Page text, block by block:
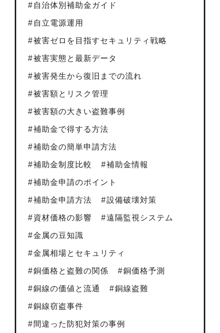
自治体別補助金ガイド
自立電源運用
被害ゼロを目指すセキュリティ戦略
被害実態と最新データ
被害発生から復旧までの流れ
被害額とリスク管理
被害額の大きい盗難事例
補助金で得する方法
補助金の簡単申請方法
補助金制度比較 補助金情報
補助金申請のポイント
補助金申請方法 設備破壊対策
資材価格の影響 遠隔監視システム
金属の豆知識
金属相場とセキュリティ
銅価格と盗難の関係 銅価格予測
銅線の価値と流通 銅線盗難
銅線窃盗事件
間違った防犯対策の事例